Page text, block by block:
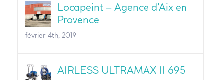
Locapeint – Agence d’Aix en
Provence
février 4th, 2019
AIRLESS ULTRAMAX II 695